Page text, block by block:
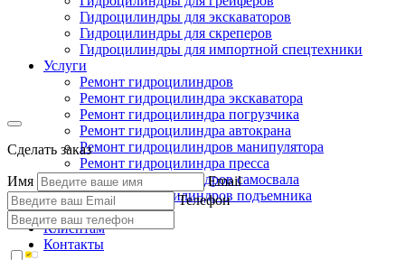
Гидроцилиндры для экскаваторов
Гидроцилиндры для скреперов
Гидроцилиндры для импортной спецтехники
Услуги
Ремонт гидроцилиндров
Ремонт гидроцилиндра экскаватора
Ремонт гидроцилиндра погрузчика
Ремонт гидроцилиндра автокрана
Ремонт гидроцилиндров манипулятора
Ремонт гидроцилиндра пресса
Ремонт гидроцилиндров самосвала
Ремонт гидроцилиндров подъемника
Производство
Клиентам
Контакты
Сделать заказ
Имя
Email
Телефон